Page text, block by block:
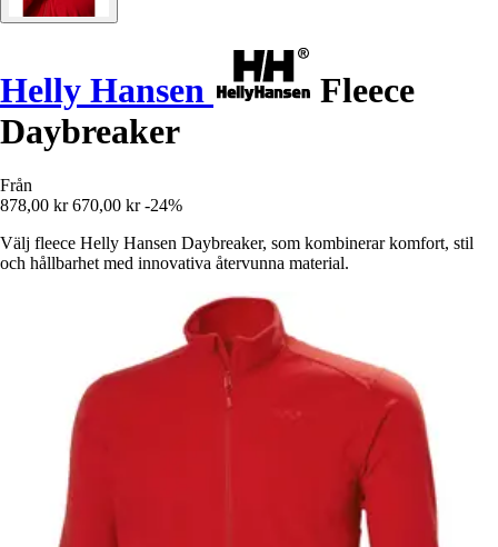
Helly Hansen
Fleece
Daybreaker
Från
878,00 kr 670,00 kr -24%
Välj fleece Helly Hansen Daybreaker, som kombinerar komfort, stil
och hållbarhet med innovativa återvunna material.